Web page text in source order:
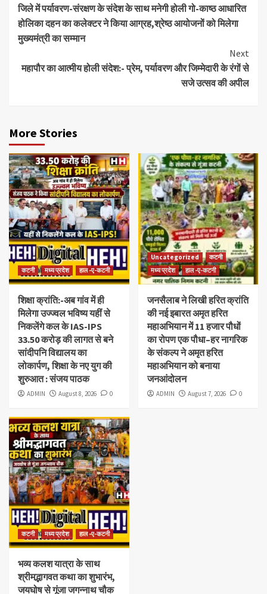
जिले में पर्यावरण-संरक्षण के संदेश के साथ मनेगी होली गो-काष्ठ आधारित
होलिका दहन का कलेक्टर ने किया आग्रह,श्रेष्ठ आयोजनों को मिलेगा
मुख्यमंत्री का सम्मान
Next
महापौर का आत्मीय होली संदेश:- प्रेम, पर्यावरण और जिम्मेदारी के रंगों से
सजे उत्सव की अपील
More Stories
कटनी मध्य प्रदेश हाल -ए-कटनी
शिक्षा क्रांति:-अब गांव में ही
मिलेगा उज्ज्वल भविष्य यहीं से
निकलेंगे कल के IAS-IPS
33.50 करोड़ की लागत से बने
सांदीपनि विद्यालय का
लोकार्पण, शिक्षा के नए युग की
शुरुआत : संजय पाठक
ADMIN August 8, 2026 0
Uncategorized
कटनी
मध्य प्रदेश
हाल -ए-कटनी
जनसैलाब ने लिखी हरित क्रांति
की नई इबारत अमृत हरित
महाअभियान में 11 हजार पौधों
का रोपण एक पौधा–हर नागरिक
के संकल्प ने अमृत हरित
महाअभियान को बनाया
जनआंदोलन
ADMIN August 7, 2026 0
कटनी मध्य प्रदेश हाल -ए-कटनी
भव्य कलश यात्रा के साथ
श्रीमद्भागवत कथा का शुभारंभ,
जयघोष से गूंजा जगन्नाथ चौक